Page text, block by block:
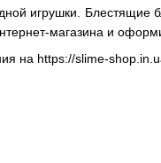
игрушки. Блестящие
магазина и
на https://slime-